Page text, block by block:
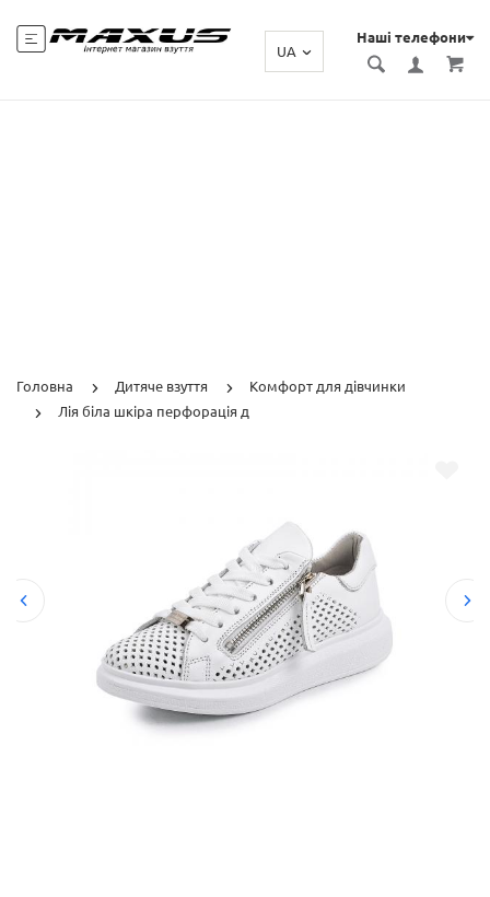
Наші телефони
UA
Головна Дитяче взуття
Комфорт для дівчинки
Лія біла шкіра перфорація д